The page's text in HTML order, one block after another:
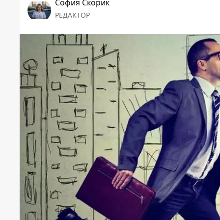
София Скорик
РЕДАКТОР